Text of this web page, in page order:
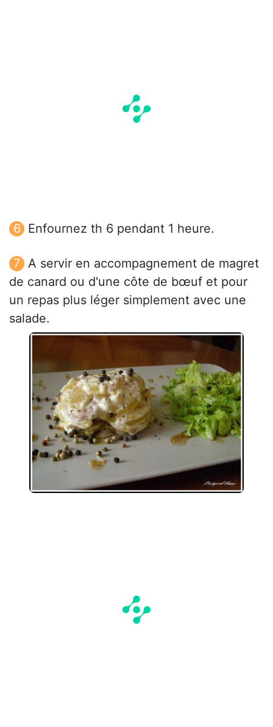
Enfournez th 6 pendant 1 heure.
A servir en accompagnement de magret
de canard ou d'une côte de bœuf et pour
un repas plus léger simplement avec une
salade.